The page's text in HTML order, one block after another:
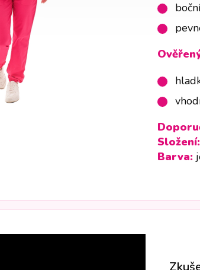
Složení:
Barva: